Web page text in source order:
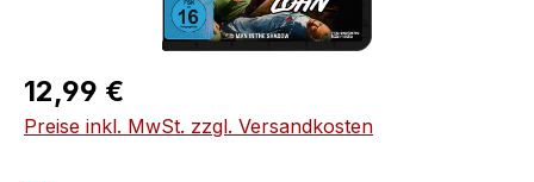
Regulärer Preis:
12,99 €
Preise inkl. MwSt. zzgl. Versandkosten